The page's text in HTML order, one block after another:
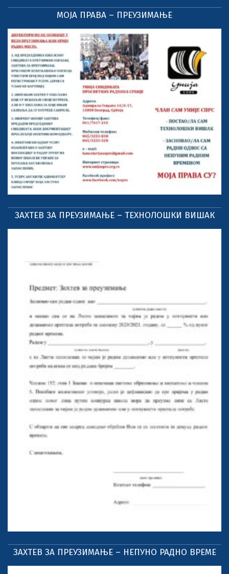
МОЈА ПРАВА – ПРЕУЗИМАЊЕ
ЗАХТЕВ ЗА ПРЕУЗИМАЊЕ – ТЕХНОЛОШКИ ВИШАК
ЗАХТЕВ ЗА ПРЕУЗИМАЊЕ – НЕПУНО РАДНО ВРЕМЕ